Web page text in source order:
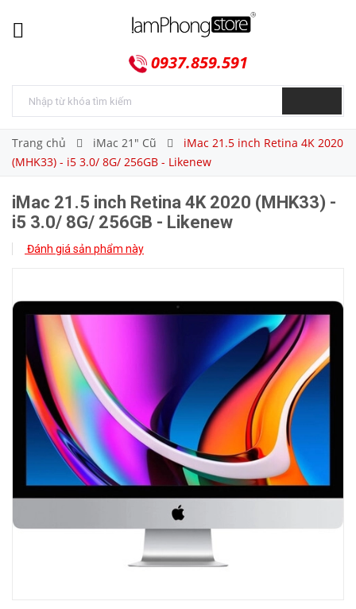
0937.859.591
Trang chủ iMac 21" Cũ
iMac 21.5 inch Retina 4K 2020
(MHK33) - i5 3.0/ 8G/ 256GB - Likenew
iMac 21.5 inch Retina 4K 2020 (MHK33) -
i5 3.0/ 8G/ 256GB - Likenew
Đánh giá sản phẩm này